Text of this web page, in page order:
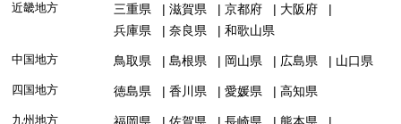
近畿地方 三重県 滋賀県 京都府
大阪府
兵庫県
奈良県 和歌山県
中国地方 鳥取県 島根県 岡山県 広島県 山口県
四国地方 徳島県 香川県 愛媛県 高知県
九州地方